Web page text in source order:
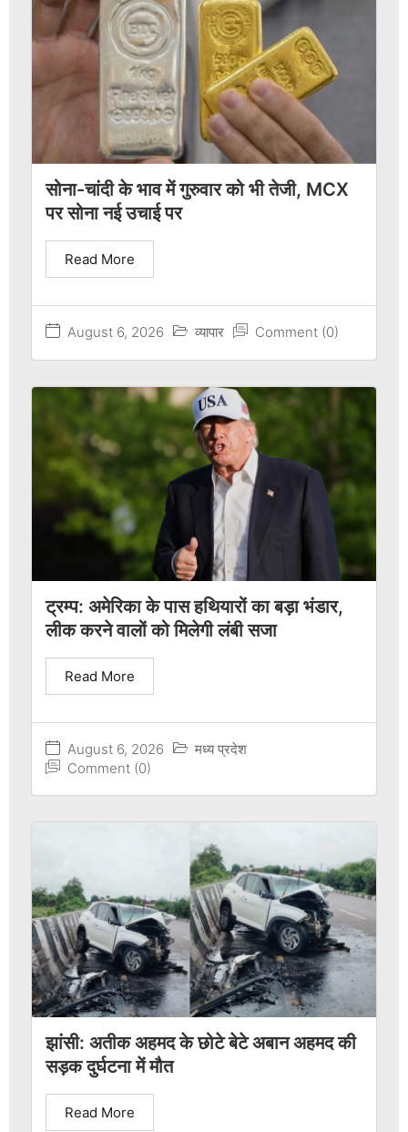
सोना-चांदी के भाव में गुरुवार को भी तेजी, MCX
पर सोना नई उचाई पर
August 6, 2026 व्यापार Comment (0)
Read More
ट्रम्प: अमेरिका के पास हथियारों का बड़ा भंडार,
लीक करने वालों को मिलेगी लंबी सजा
August 6, 2026
मध्य प्रदेश
Comment (0)
Read More
झांसी: अतीक अहमद के छोटे बेटे अबान अहमद की
सड़क दुर्घटना में मौत
Read More